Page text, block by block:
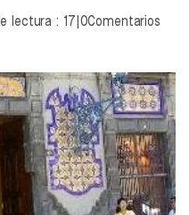
lectura : 17 0Comentarios